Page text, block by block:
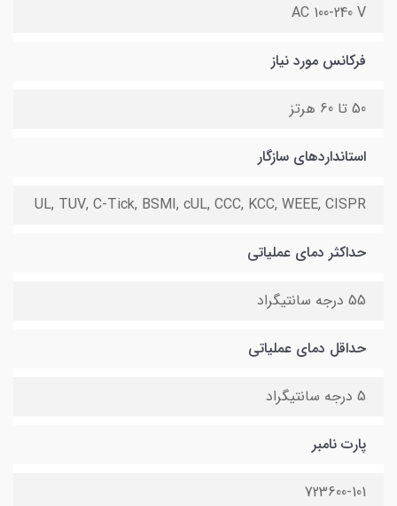
AC 100-240 V
فرکانس مورد نیاز
50 تا 60 هرتز
استانداردهای سازگار
UL, TUV, C-Tick, BSMI, cUL, CCC, KCC, WEEE, CISPR
حداکثر دمای عملیاتی
55 درجه سانتیگراد
حداقل دمای عملیاتی
5 درجه سانتیگراد
پارت نامبر
723600-101